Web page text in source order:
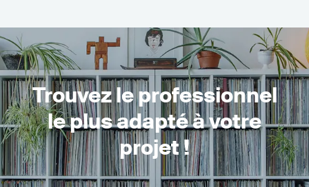
Trouvez le professionnel
le plus adapté à votre
projet !